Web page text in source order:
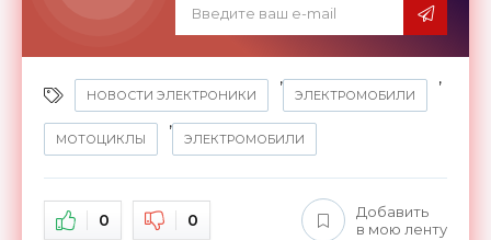
НОВОСТИ ЭЛЕКТРОНИКИ
,
ЭЛЕКТРОМОБИЛИ
,
МОТОЦИКЛЫ
,
ЭЛЕКТРОМОБИЛИ
0 0
Добавить
в мою ленту